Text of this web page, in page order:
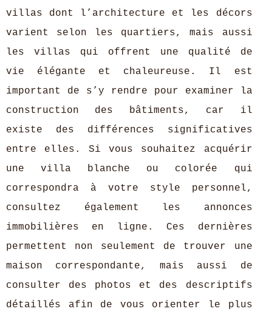
villas dont l’architecture et les décors
varient selon les quartiers, mais aussi
les villas qui offrent une qualité de
vie élégante et chaleureuse. Il est
important de s’y rendre pour examiner la
construction des bâtiments, car il
existe des différences significatives
entre elles. Si vous souhaitez acquérir
une villa blanche ou colorée qui
correspondra à votre style personnel,
consultez également les annonces
immobilières en ligne. Ces dernières
permettent non seulement de trouver une
maison correspondante, mais aussi de
consulter des photos et des descriptifs
détaillés afin de vous orienter le plus